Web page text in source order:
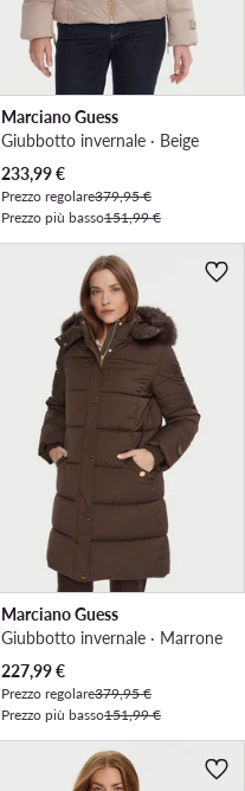
Marciano Guess
Giubbotto invernale · Beige
Prezzo attuale
233,99€
Prezzo regolare379,95 €
Prezzo più basso151,99 €
Marciano Guess
Giubbotto invernale · Marrone
Prezzo attuale
227,99€
Prezzo regolare379,95 €
Prezzo più basso151,99 €